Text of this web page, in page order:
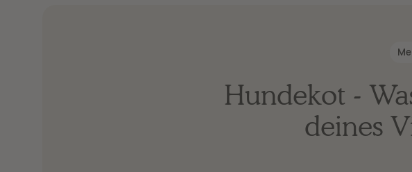
Hundekot -
deines